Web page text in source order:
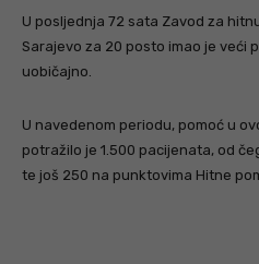
U posljednja 72 sata Zavod za
Sarajevo za 20 posto imao je veći
uobičajno.
U navedenom periodu, pomoć u
potražilo je 1.500 pacijenata, od
te još 250 na punktovima Hitne